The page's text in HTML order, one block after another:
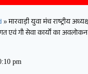
»मारवाड़ी युवा मंच राष्ट्रीय
एवं गौ सेवा कार्यों का अवलोकन
pm